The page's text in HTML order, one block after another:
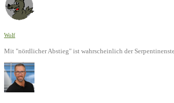
Wolf
Mit "nördlicher Abstieg" ist wahrscheinlich der